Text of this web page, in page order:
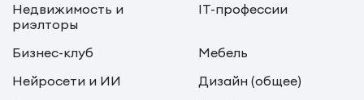
Недвижимость и
риэлторы
IT-профессии
Бизнес-клуб
Мебель
Нейросети и ИИ
Дизайн (общее)